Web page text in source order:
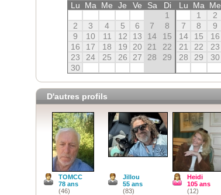
Lu
Ma Me Je Ve Sa
Di
1
2
3 4 5 6 7
8
9
10 11 12 13 14
15
16
17 18 19 20 21
22
23
24 25 26 27 28
29
30
Lu
Ma Me
1
2
7
8 9
14
15 16
21
22 23
28
29 30
D'autres profils
TOMCC
78 ans
(46)
Jillou
55 ans
(83)
Heidi
105 ans
(12)